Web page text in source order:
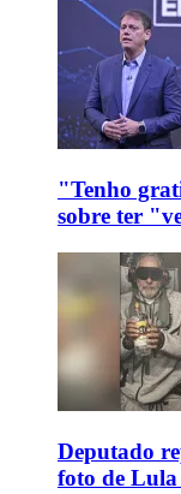
"Tenho
sobre ter
Deputado
foto de